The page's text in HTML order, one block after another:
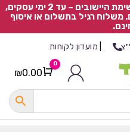
חדש! משלוח אקספרס בהתאם לרשימת היישובים – עד 2 ימי עסקים,
משלוח רגיל בתשלום או איסוף
מועדון לקוחות
Cart
0
₪0.00